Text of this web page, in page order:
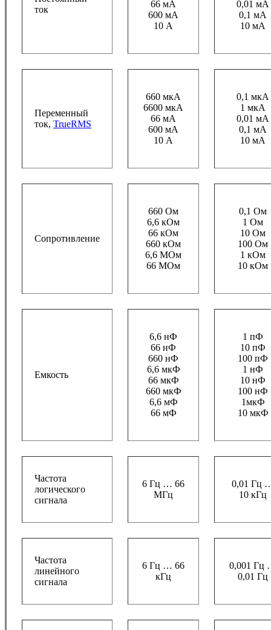
ток
66 мА
600 мА
10 А
0,01 мА
0,1 мА
10 мА
Переменный
ток, TrueRMS
660 мкА
6600 мкА
66 мА
600 мА
10 А
0,1 мкА
1 мкА
0,01 мА
0,1 мА
10 мА
Сопротивление
660 Ом
6,6 кОм
66 кОм
660 кОм
6,6 МОм
66 МОм
0,1 Ом
1 Ом
10 Ом
100 Ом
1 кОм
10 кОм
Емкость
6,6 нФ
66 нФ
660 нФ
6,6 мкФ
66 мкФ
660 мкФ
6,6 мФ
66 мФ
1 пФ
10 пФ
100 пФ
1 нФ
10 нФ
100 нФ
1мкФ
10 мкФ
Частота
логического
сигнала
6 Гц … 66
МГц
0,01 Гц
10 кГц
Частота
линейного
сигнала
6 Гц … 66
кГц
0,001 Гц
0,01 Гц